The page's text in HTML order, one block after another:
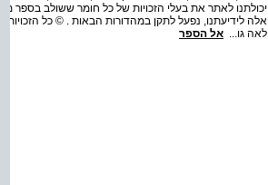
יכולתנו לאתר את בעלי הזכויות של כל חומר ששולב בספר
אלה לידיעתנו, נפעל לתקן במהדורות הבאות . © כל
לאה גו... אל הספר